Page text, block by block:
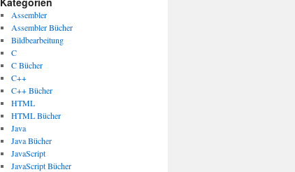
Assembler
Assembler Bücher
Bildbearbeitung
C
C Bücher
C++
C++ Bücher
HTML
HTML Bücher
Java
Java Bücher
JavaScript
JavaScript Bücher